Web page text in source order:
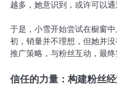
越多，她意识到，或许可以通
于是，小雪开始尝试在橱窗
初，销量并不理想，但她并
推广策略，与粉丝互动，最终
信任的力量：构建粉丝